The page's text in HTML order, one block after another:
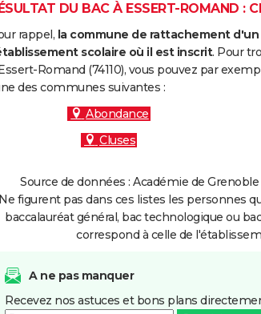
DU BAC À ESSERT-ROMAND :
rappel, la commune de rattachement
scolaire où il est inscrit. Pour
Romand (74110), vous pouvez par
des communes suivantes :
Abondance
Cluses
Source de données : Académie de
Ne figurent pas dans ces listes les personnes
baccalauréat général, bac technologique ou
correspond à celle de
A ne pas manquer
Recevez nos astuces et bons plans